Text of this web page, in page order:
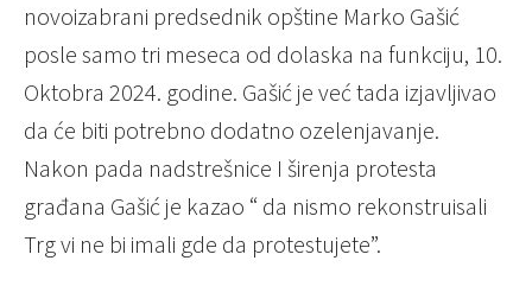
novoizabrani predsednik opštine Marko Gašić
posle samo tri meseca od dolaska na funkciju, 10.
Oktobra 2024. godine. Gašić je već tada izjavljivao
da će biti potrebno dodatno ozelenjavanje.
Nakon pada nadstrešnice I širenja protesta
građana Gašić je kazao “ da nismo rekonstruisali
Trg vi ne bi imali gde da protestujete”.